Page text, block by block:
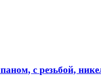
с резьбой,